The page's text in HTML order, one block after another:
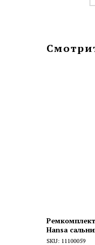
Hansa
двухрядный
SKU: 11100059